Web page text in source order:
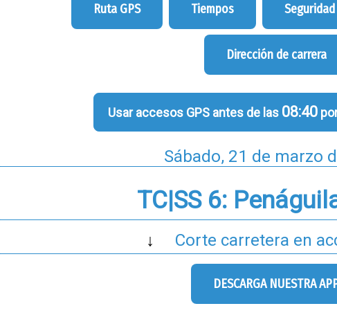
Ruta GPS Tiempos Seguridad
Dirección de carrera
Usar accesos GPS antes de las 08:40
Sábado, 21 de marzo
TC|SS 6:
↓ Corte carretera en
DESCARGA NUESTRA